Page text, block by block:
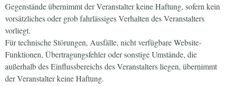
Gegenstände übernimmt der Veranstalter keine Haftung, sofern kein
vorsätzliches oder grob fahrlässiges Verhalten des Veranstalters
vorliegt.
Für technische Störungen, Ausfälle, nicht verfügbare Website-
Funktionen, Übertragungsfehler oder sonstige Umstände, die
außerhalb des Einflussbereichs des Veranstalters liegen, übernimmt
der Veranstalter keine Haftung.